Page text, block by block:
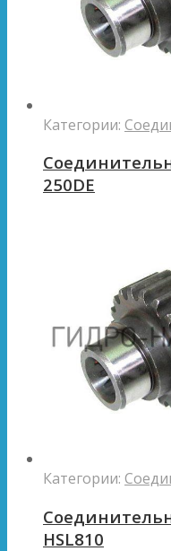
Категории:
250DE
Категории:
HSL810